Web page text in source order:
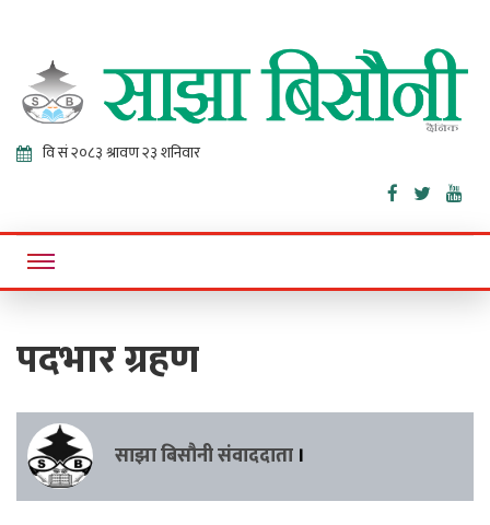
Sajha
Bisaunee
Online News Portal
पदभार ग्रहण
साझा बिसौनी संवाददाता ।